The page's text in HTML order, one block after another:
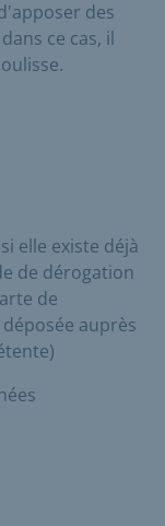
des
ce cas, il
elle existe déjà
de dérogation
de
auprès